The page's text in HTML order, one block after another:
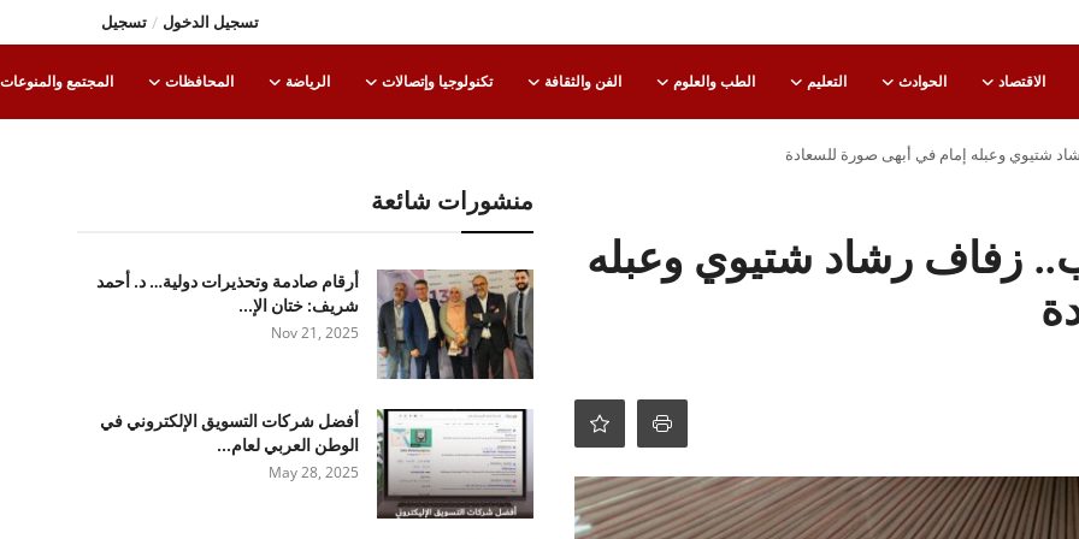
تسجيل الدخول / تسجيل
الاقتصاد الحوادث التعليم الطب والعلوم الفن والثقافة تكنولوجيا وإتصالات الرياضة المحافظات المجتمع والمنوعات
شتيوي وعبله إمام في أبهى صورة للسعادة
زفاف رشاد شتيوي وعبله
منشورات شائعة
أرقام صادمة وتحذيرات دولية… د. أحمد
شريف: ختان الإ...
Nov 21, 2025
أفضل شركات التسويق الإلكتروني في
الوطن العربي لعام...
May 28, 2025